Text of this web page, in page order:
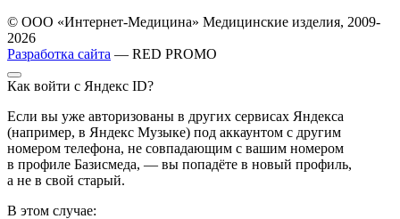
© ООО «Интернет-Медицина» Медицинские изделия, 2009-
2026
Разработка сайта — RED PROMO
Как войти с Яндекс ID?
Если вы уже авторизованы в других сервисах Яндекса
(например, в Яндекс Музыке) под аккаунтом с другим
номером телефона, не совпадающим с вашим номером
в профиле Базисмеда, — вы попадёте в новый профиль,
а не в свой старый.
В этом случае: